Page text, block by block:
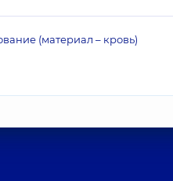
(материал – кровь)